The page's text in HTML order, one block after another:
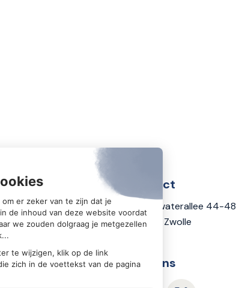
Contact
Zwartewaterallee 44-48
8031 DX Zwolle
Volg ons